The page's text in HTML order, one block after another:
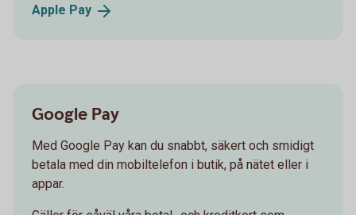
Apple Pay
Google Pay
Med Google Pay kan du snabbt, säkert och smidigt
betala med din mobiltelefon i butik, på nätet eller i
appar.